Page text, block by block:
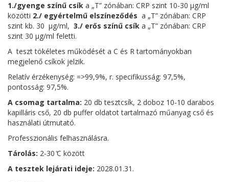
1./gyenge színű csík a „T” zónában: CRP szint 10-30 µg/ml
közötti 2./ egyértelmű elszíneződés a „T” zónában: CRP
szint kb. 30 µg/ml, 3./ erős színű csík a „T” zónában: CRP
szint 30 µg/ml feletti.
A teszt tökéletes működését a C és R tartományokban
megjelenő csíkok jelzik.
Relatív érzékenység: =>99,9%, r. specifikusság: 97,5%,
pontosság: 97,5%.
A csomag tartalma: 20 db tesztcsík, 2 doboz 10-10 darabos
kapilláris cső, 20 db puffer oldatot tartalmazó műanyag cső és
használati útmutató.
Professzionális felhasználásra.
Tárolás: 2-30 ̊C között
A tesztek lejárati ideje: 2028.01.31.